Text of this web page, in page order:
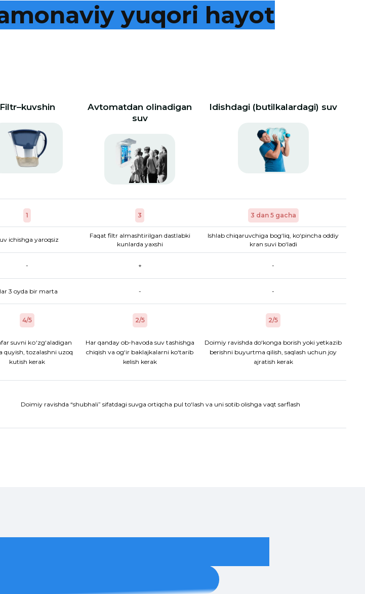
monaviy yuqori hayot
Filtr–kuvshin
Avtomatdan olinadigan
suv
Idishdagi (butilkalardagi) suv
1 3 3 dan 5 gacha
ichishga yaroqsiz
Faqat filtr almashtirilgan dastlabki
kunlarda yaxshi
Ishlab chiqaruvchiga bog‘liq, ko‘pincha oddiy
kran suvi bo‘ladi
- + -
3 oyda bir marta - -
4/5
suvni kо‘zg‘aladigan
quyish, tozalashni uzoq
kutish kerak
2/5
Har qanday ob-havoda suv tashishga
chiqish va og‘ir baklajkalarni ko‘tarib
kelish kerak
2/5
Doimiy ravishda do‘konga borish yoki yetkazib
berishni buyurtma qilish, saqlash uchun joy
ajratish kerak
Doimiy ravishda “shubhali” sifatdagi suvga ortiqcha pul to‘lash va uni sotib olishga vaqt sarflash